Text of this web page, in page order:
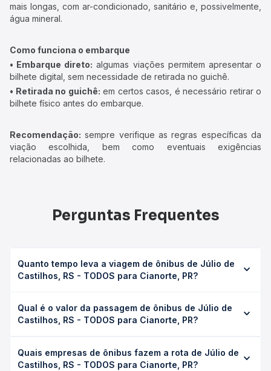
mais longas, com ar-condicionado, sanitário e, possivelmente,
água mineral.
Como funciona o embarque
• Embarque direto: algumas viações permitem apresentar o
bilhete digital, sem necessidade de retirada no guichê.
• Retirada no guichê: em certos casos, é necessário retirar o
bilhete físico antes do embarque.
Recomendação: sempre verifique as regras específicas da
viação escolhida, bem como eventuais exigências
relacionadas ao bilhete.
Perguntas Frequentes
Quanto tempo leva a viagem de ônibus de Júlio de
Castilhos, RS - TODOS para Cianorte, PR?
para Cianorte, PR leva em média 20h 50min, podendo
variar conforme a viação, o tipo de serviço (convencional,
duração exata de cada opção na data desejada.
Qual é o valor da passagem de ônibus de Júlio de
Castilhos, RS - TODOS para Cianorte, PR?
- TODOS para Cianorte, PR custa em média R$ 370,21 e
varia conforme a data da viagem, a empresa, o tipo de
Quais empresas de ônibus fazem a rota de Júlio de
Castilhos, RS - TODOS para Cianorte, PR?